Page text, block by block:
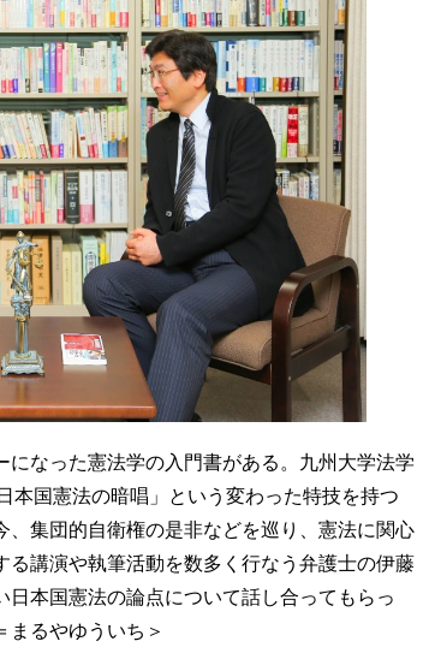
なった憲法学の入門書がある。九州大学法学
本国憲法の暗唱」という変わった特技を持つ
集団的自衛権の是非などを巡り、憲法に関心
講演や執筆活動を数多く行なう弁護士の伊藤
本国憲法の論点について話し合ってもらっ
るやゆういち＞